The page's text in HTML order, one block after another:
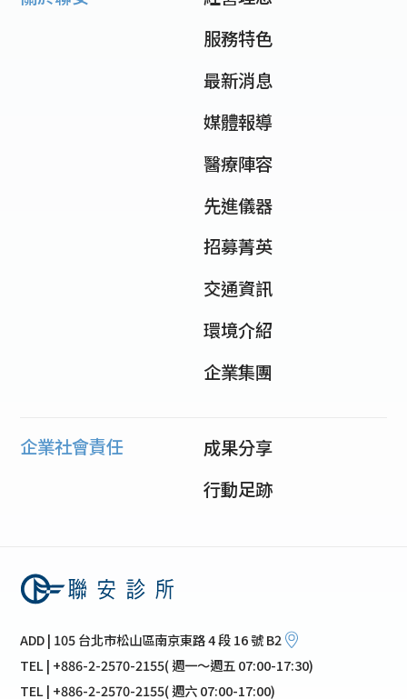
服務特色
最新消息
媒體報導
醫療陣容
先進儀器
招募菁英
交通資訊
環境介紹
企業集團
企業社會責任
成果分享
行動足跡
ADD | 105 台北市松山區南京東路 4 段 16 號 B2
TEL | +886-2-2570-2155( 週一～週五 07:00-17:30)
TEL | +886-2-2570-2155( 週六 07:00-17:00)